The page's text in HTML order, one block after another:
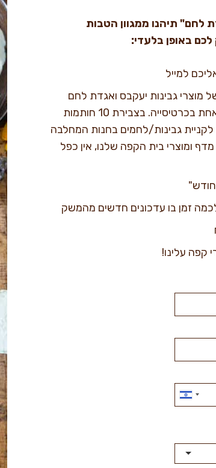
תיהנו ממגוון הטבות
באופן בלעדי:
למייל
מוצרי גבינות יעקבס ואגדת לחם
בסך 180 ש"ח מקנה חותמת אחת בכרטיסייה. בצבירת 10 חותמות
זיכוי על סך 100 ש"ח לקניית גבינות/לחמים בחנות המחלבה
ומוצרי בית הקפה שלנו, אין כפל
זמן בו עדכונים חדשים מהמשק
קפה עלינו!